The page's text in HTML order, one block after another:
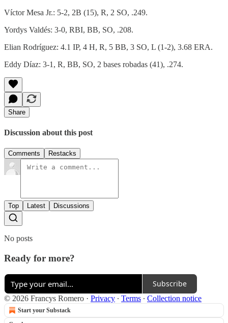
Víctor Mesa Jr.: 5-2, 2B (15), R, 2 SO, .249.
Yordys Valdés: 3-0, RBI, BB, SO, .208.
Elian Rodríguez: 4.1 IP, 4 H, R, 5 BB, 3 SO, L (1-2), 3.68 ERA.
Eddy Díaz: 3-1, R, BB, SO, 2 bases robadas (41), .274.
Share
Discussion about this post
Comments Restacks
Top Latest Discussions
No posts
Ready for more?
Subscribe
© 2026 Francys Romero · Privacy ∙ Terms ∙ Collection notice
Start your Substack